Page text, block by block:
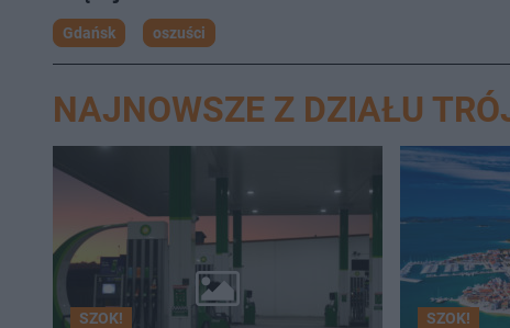
Gdańsk oszuści
NAJNOWSZE Z DZIAŁU
SZOK! SZOK!